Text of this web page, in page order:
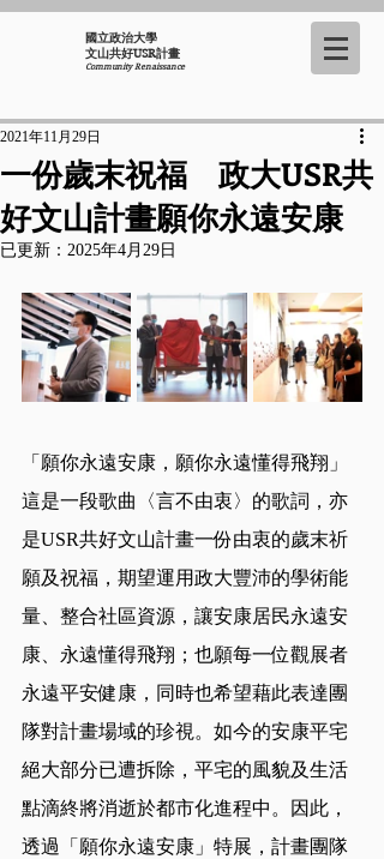
國立政治大學
​文山共好USR計畫
Community Renaissance
一份歲末祝福 政大USR共
好文山計畫願你永遠安康
2021年11月29日
已更新： 2025年4月29日
「願你永遠安康，願你永遠懂得飛翔」
這是一段歌曲〈言不由衷〉的歌詞，亦
是USR共好文山計畫一份由衷的歲末祈
願及祝福，期望運用政大豐沛的學術能
量、整合社區資源，讓安康居民永遠安
康、永遠懂得飛翔；也願每一位觀展者
永遠平安健康，同時也希望藉此表達團
隊對計畫場域的珍視。如今的安康平宅
絕大部分已遭拆除，平宅的風貌及生活
點滴終將消逝於都市化進程中。因此，
透過「願你永遠安康」特展，計畫團隊